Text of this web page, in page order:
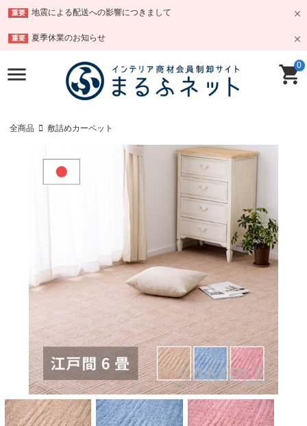
重要 地震による配送への影響につきまして
重要 夏季休業のお知らせ
0
全商品 敷詰めカーペット